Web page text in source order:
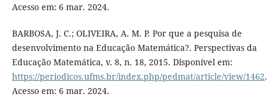
Acesso em: 6 mar. 2024.
BARBOSA, J. C.; OLIVEIRA, A. M. P. Por que a pesquisa de
desenvolvimento na Educação Matemática?. Perspectivas da
Educação Matemática, v. 8, n. 18, 2015. Disponível em:
https://periodicos.ufms.br/index.php/pedmat/article/view/1462.
Acesso em: 6 mar. 2024.